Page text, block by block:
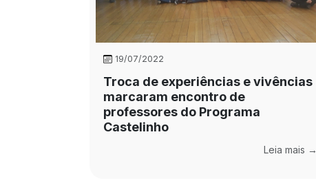
19/07/2022
Troca de experiências e vivências
marcaram encontro de
professores do Programa
Castelinho
Leia mais →